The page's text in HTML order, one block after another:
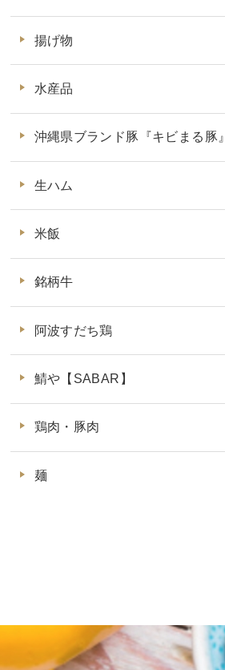
揚げ物
水産品
沖縄県ブランド豚『キビまる豚』
生ハム
米飯
銘柄牛
阿波すだち鶏
鯖や【SABAR】
鶏肉・豚肉
麺